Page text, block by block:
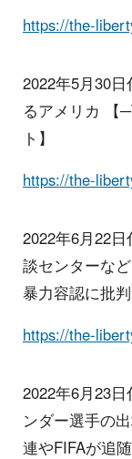
https://the-
2022年5月30
るアメリカ 【
ト】
https://the-
2022年6月22
談センターな
暴力容認に批
https://the-
2022年6月23
ンダー選手の
連やFIFAが追